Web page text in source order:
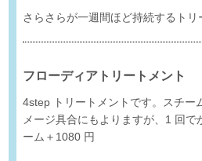
さらさらが一週間ほど持続するトリ
フローディアトリートメント
4step トリートメントです。スチー
メージ具合にもよりますが、1 回
ーム＋1080 円